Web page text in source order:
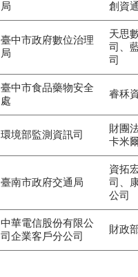
局
創資
臺中市政府數位治理
局
天思
司、
司
臺中市食品藥物安全
處
睿秝
環境部監測資訊司
財團
卡米
臺南市政府交通局
資拓
司、
公司
中華電信股份有限公
司企業客戶分公司
財政